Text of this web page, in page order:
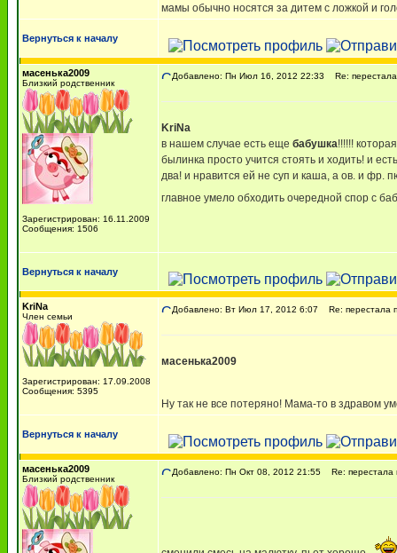
мамы обычно носятся за дитем с ложкой и
Вернуться к началу
масенька2009
Близкий родственник
Зарегистрирован: 16.11.2009
Сообщения: 1506
Добавлено: Пн Июл 16, 2012 22:33 Re: перестала
KriNa
в нашем случае есть еще бабушка!!!!!!
былинка просто учится стоять и ходить! и
два! и нравится ей не суп и каша, а ов. и фр.
главное умело обходить очередной спор с
Вернуться к началу
KriNa
Член семьи
Зарегистрирован: 17.09.2008
Сообщения: 5395
Добавлено: Вт Июл 17, 2012 6:07 Re: перестала
масенька2009
Ну так не все потеряно! Мама-то в здравом
Вернуться к началу
масенька2009
Близкий родственник
Добавлено: Пн Окт 08, 2012 21:55 Re: перестала